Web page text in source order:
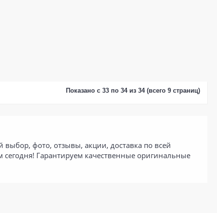
Показано с 33 по 34 из 34 (всего 9 страниц)
фото, отзывы, акции, доставка по всей
Гарантируем качественные оригинальные